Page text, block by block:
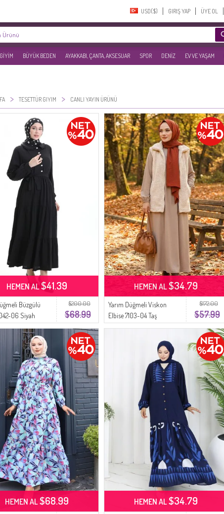
USD($)‎ GIRIŞ YAP ÜYE OL
BÜYÜK BEDEN AYAKKABI, ÇANTA, AKSESUAR SPOR DENİZ EV VE YAŞAM
> TESETTÜR GIYIM > CANLI YAYIN ÜRÜNÜ
$200.00
$68.99
Büzgülü
06 Siyah
HEMEN AL$41.39
$172.00
$57.99
Yarım Düğmeli Viskon
Elbise 7103-04 Taş
HEMEN AL$34.79
HEMEN AL$68.99 HEMEN AL$34.79